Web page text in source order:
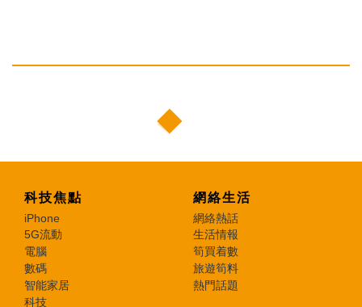
科技焦點
iPhone
5G流動
電腦
數碼
智能家居
科技
網絡生活
網絡熱話
生活情報
筍買着數
旅遊筍料
熱門話題